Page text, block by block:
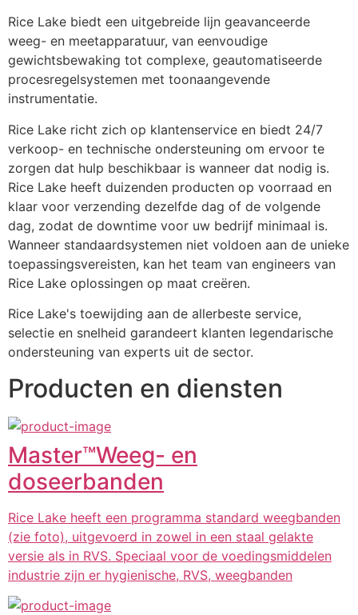
Rice Lake biedt een uitgebreide lijn geavanceerde
weeg- en meetapparatuur, van eenvoudige
gewichtsbewaking tot complexe, geautomatiseerde
procesregelsystemen met toonaangevende
instrumentatie.
Rice Lake richt zich op klantenservice en biedt 24/7
verkoop- en technische ondersteuning om ervoor te
zorgen dat hulp beschikbaar is wanneer dat nodig is.
Rice Lake heeft duizenden producten op voorraad en
klaar voor verzending dezelfde dag of de volgende
dag, zodat de downtime voor uw bedrijf minimaal is.
Wanneer standaardsystemen niet voldoen aan de unieke
toepassingsvereisten, kan het team van engineers van
Rice Lake oplossingen op maat creëren.
Rice Lake's toewijding aan de allerbeste service,
selectie en snelheid garandeert klanten legendarische
ondersteuning van experts uit de sector.
Producten en diensten
Master™️Weeg- en
doseerbanden
Rice Lake heeft een programma standard weegbanden
(zie foto), uitgevoerd in zowel in een staal gelakte
versie als in RVS. Speciaal voor de voedingsmiddelen
industrie zijn er hygienische, RVS, weegbanden